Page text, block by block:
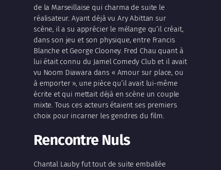
de la Marseillaise qui charma de suite le
réalisateur. Ayant déjà vu Ary Abittan sur
scène, il a su apprécier le mélange qu’il créait,
dans son jeu et son physique, entre Francis
Blanche et George Clooney. Fred Chau quant à
lui était connu du Jamel Comedy Club et il avait
vu Noom Diawara dans « Amour sur place, ou
à emporter », une pièce qu’il avait lui‐même
écrite et qui mettait déjà en scène un couple
mixte. Tous ces acteurs étaient ses premiers
choix pour incarner les gendres du film.
Rencontre Nuls
Chantal Lauby fut tout de suite emballée